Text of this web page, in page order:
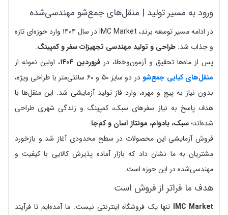
ورود به مسیر تولید | منقل‌های جمع‌شو مهندسی‌شده
در ادامه مسیر توسعه برند، IMC Market در سال ۱۴۰۴ وارد حوزه‌ای تازه
و جذاب شد: طراحی و تولید مهندسی تجهیزات سفر و کمپینگ.
پس از ماه‌ها تحقیق و آزمون‌و‌خطا، درفروردین ۱۴۰۴
، اولین نمونه از
منقل‌های کبابی جمع‌شو
در دو سایز ۵۰ و ۶۰ سانتی‌متر با طراحی ویژه،
بدون نیاز به پیچ و مهره، وارد فاز تولید آزمایشی شد. این منقل‌ها با
هدف پاسخ به نیاز سفرهای سبک، کمپینگ و زندگی شهری طراحی
شده‌اند؛سبک، بادوام، مونتاژ آسان و کم‌جا.
فروش آزمایشی این محصولات در سطح محدودی آغاز شد و بازخورد
مشتریان به ما نشان داد که بازار آماده پذیرش کالایی با کیفیت و
مهندسی‌شده در این حوزه است.
هدف ما فراتر از فروش است
IMC Market تنها یک فروشگاه اینترنتی نیست. ما آمده‌ایم تا فرآیند